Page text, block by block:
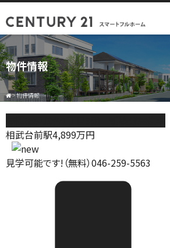
物件情報
>物件情報
相武台前駅4,899万円
見学可能です!（無料）046-259-5563